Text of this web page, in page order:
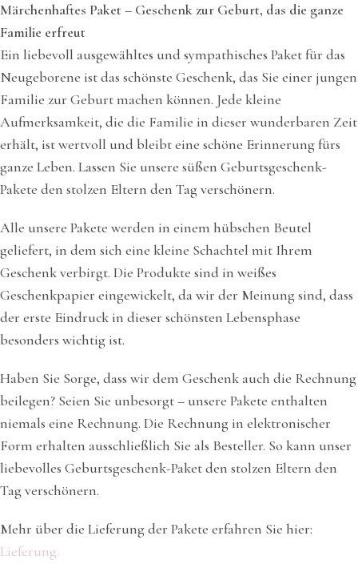
Märchenhaftes Paket – Geschenk zur Geburt, das die ganze
Familie erfreut
Ein liebevoll ausgewähltes und sympathisches Paket für das
Neugeborene ist das schönste Geschenk, das Sie einer jungen
Familie zur Geburt machen können. Jede kleine
Aufmerksamkeit, die die Familie in dieser wunderbaren Zeit
erhält, ist wertvoll und bleibt eine schöne Erinnerung fürs
ganze Leben. Lassen Sie unsere süßen Geburtsgeschenk-
Pakete den stolzen Eltern den Tag verschönern.
Alle unsere Pakete werden in einem hübschen Beutel
geliefert, in dem sich eine kleine Schachtel mit Ihrem
Geschenk verbirgt. Die Produkte sind in weißes
Geschenkpapier eingewickelt, da wir der Meinung sind, dass
der erste Eindruck in dieser schönsten Lebensphase
besonders wichtig ist.
Haben Sie Sorge, dass wir dem Geschenk auch die Rechnung
beilegen? Seien Sie unbesorgt – unsere Pakete enthalten
niemals eine Rechnung. Die Rechnung in elektronischer
Form erhalten ausschließlich Sie als Besteller. So kann unser
liebevolles Geburtsgeschenk-Paket den stolzen Eltern den
Tag verschönern.
Mehr über die Lieferung der Pakete erfahren Sie hier:
Lieferung.